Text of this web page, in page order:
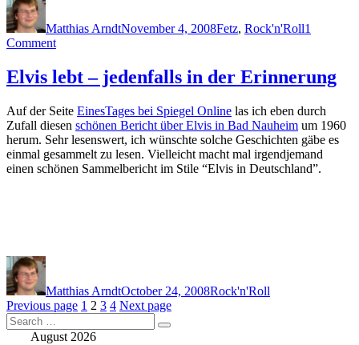
Matthias ArndtNovember 4, 2008Fetz, Rock'n'Roll1
Commenton
Lee
Lewis
Hamburg
am
1.11.2008
Elvis lebt – jedenfalls in der Erinnerung
Auf der Seite EinesTages bei Spiegel Online las ich eben durch
Zufall diesen schönen Bericht über Elvis in Bad Nauheim um 1960
herum. Sehr lesenswert, ich wünschte solche Geschichten gäbe es
einmal gesammelt zu lesen. Vielleicht macht mal irgendjemand
einen schönen Sammelbericht im Stile “Elvis in Deutschland”.
Author
Matthias ArndtOctober 24, 2008Rock'n'Roll
Posts
pagination
Previous page Page
1 Page
2 Page
3 Page
4 Next page
Search
for:
Search
August 2026